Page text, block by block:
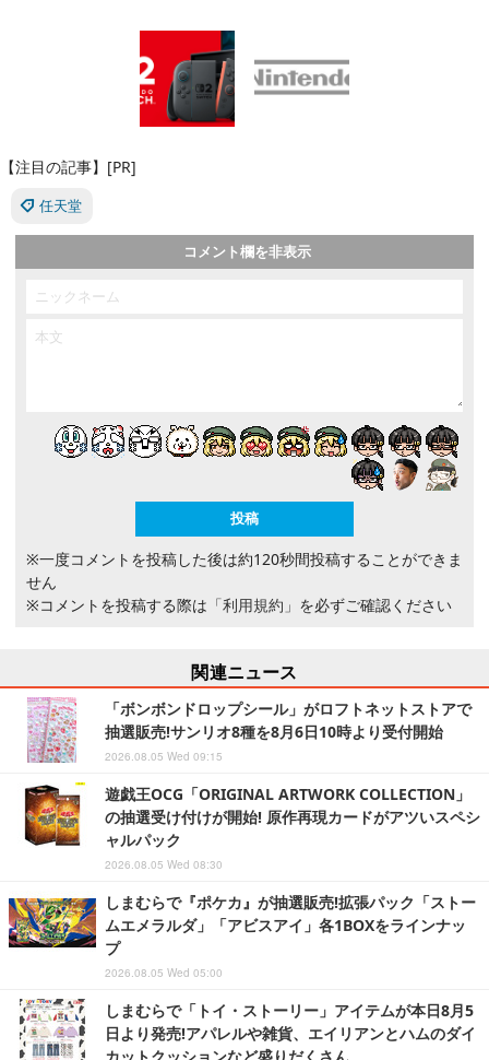
【注目の記事】[PR]
任天堂
コメント欄を非表示
※一度コメントを投稿した後は約120秒間投稿することができま
せん
※コメントを投稿する際は 「利用規約」 を必ずご確認ください
関連ニュース
「ボンボンドロップシール」がロフトネットストアで
抽選販売!サンリオ8種を8月6日10時より受付開始
2026.08.05 Wed 09:15
遊戯王OCG「ORIGINAL ARTWORK COLLECTION」
の抽選受け付けが開始! 原作再現カードがアツいスペシ
ャルパック
2026.08.05 Wed 08:30
しまむらで『ポケカ』が抽選販売!拡張パック「ストー
ムエメラルダ」「アビスアイ」各1BOXをラインナッ
プ
2026.08.05 Wed 05:00
しまむらで「トイ・ストーリー」アイテムが本日8月5
日より発売!アパレルや雑貨、エイリアンとハムのダイ